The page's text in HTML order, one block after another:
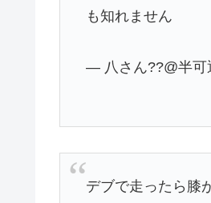
も知れません
— 八さん??@半
デブで走ったら膝